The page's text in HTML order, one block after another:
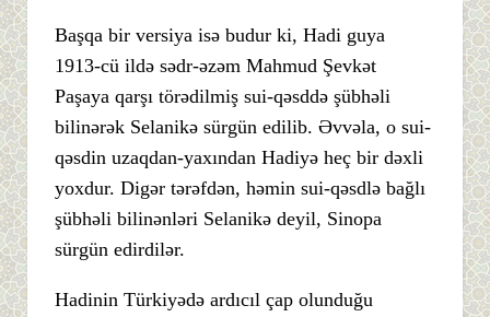
Başqa bir versiya isə budur ki, Hadi guya
1913-cü ildə sədr-əzəm Mahmud Şevkət
Paşaya qarşı törədilmiş sui-qəsddə şübhəli
bilinərək Selanikə sürgün edilib. Əvvəla, o sui-
qəsdin uzaqdan-yaxından Hadiyə heç bir dəxli
yoxdur. Digər tərəfdən, həmin sui-qəsdlə bağlı
şübhəli bilinənləri Selanikə deyil, Sinopa
sürgün edirdilər.
Hadinin Türkiyədə ardıcıl çap olunduğu